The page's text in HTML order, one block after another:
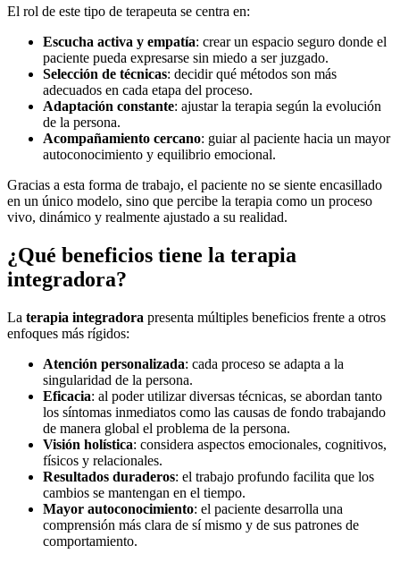
El rol de este tipo de terapeuta se centra en:
Escucha activa y empatía: crear un espacio seguro donde el
paciente pueda expresarse sin miedo a ser juzgado.
Selección de técnicas: decidir qué métodos son más
adecuados en cada etapa del proceso.
Adaptación constante: ajustar la terapia según la evolución
de la persona.
Acompañamiento cercano: guiar al paciente hacia un mayor
autoconocimiento y equilibrio emocional.
Gracias a esta forma de trabajo, el paciente no se siente encasillado
en un único modelo, sino que percibe la terapia como un proceso
vivo, dinámico y realmente ajustado a su realidad.
¿Qué beneficios tiene la terapia
integradora?
La terapia integradora presenta múltiples beneficios frente a otros
enfoques más rígidos:
Atención personalizada: cada proceso se adapta a la
singularidad de la persona.
Eficacia: al poder utilizar diversas técnicas, se abordan tanto
los síntomas inmediatos como las causas de fondo trabajando
de manera global el problema de la persona.
Visión holística: considera aspectos emocionales, cognitivos,
físicos y relacionales.
Resultados duraderos: el trabajo profundo facilita que los
cambios se mantengan en el tiempo.
Mayor autoconocimiento: el paciente desarrolla una
comprensión más clara de sí mismo y de sus patrones de
comportamiento.